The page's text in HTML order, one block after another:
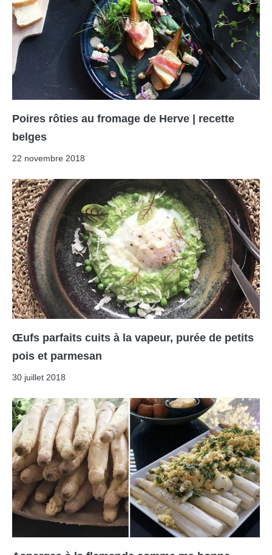
Poires rôties au fromage de Herve | recette
belges
22 novembre 2018
Œufs parfaits cuits à la vapeur, purée de petits
pois et parmesan
30 juillet 2018